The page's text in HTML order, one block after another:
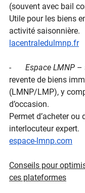
(souvent avec bail
Utile pour les biens
activité saisonnière.
lacentraledulmnp.fr
- Espace LMNP –
revente de biens
(LMNP/LMP), y
d’occasion.
Permet d’acheter ou
interlocuteur expert.
espace-lmnp.com
Conseils pour
ces plateformes